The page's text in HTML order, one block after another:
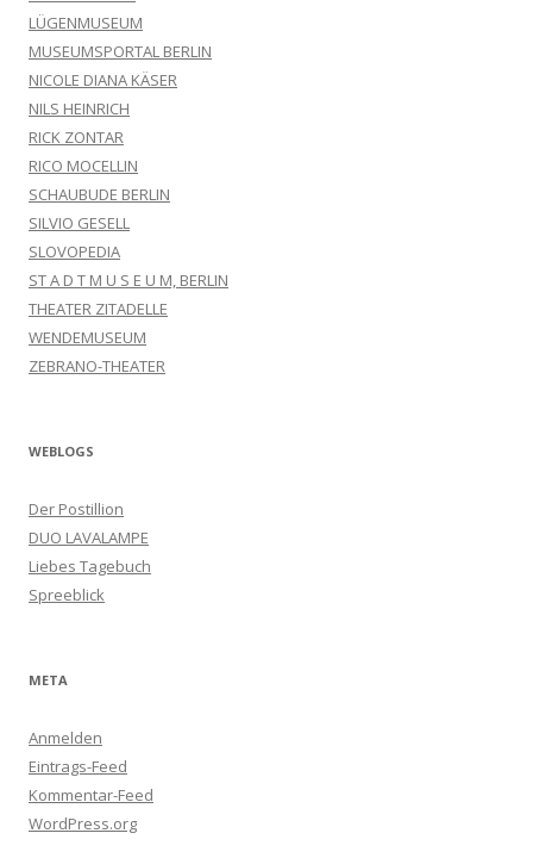
LÜGENMUSEUM
MUSEUMSPORTAL BERLIN
NICOLE DIANA KÄSER
NILS HEINRICH
RICK ZONTAR
RICO MOCELLIN
SCHAUBUDE BERLIN
SILVIO GESELL
SLOVOPEDIA
ST A D T M U S E U M, BERLIN
THEATER ZITADELLE
WENDEMUSEUM
ZEBRANO-THEATER
WEBLOGS
Der Postillion
DUO LAVALAMPE
Liebes Tagebuch
Spreeblick
META
Anmelden
Eintrags-Feed
Kommentar-Feed
WordPress.org